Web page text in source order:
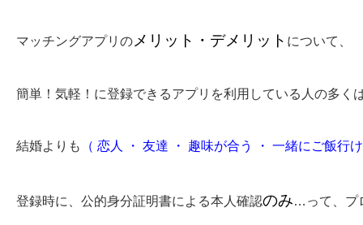
マッチングアプリのメリット・デメリット について
簡単！気軽！に登録できるアプリを利用している人の多
結婚よりも （ 恋人 ・ 友達 ・ 趣味が合う ・ 一緒にご飯行
登録時に、公的身分証明書による本人確認のみ…って、プ